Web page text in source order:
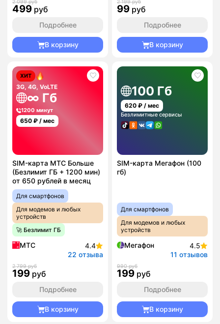
2 099 руб
499 руб
Подробнее
В корзину
2 199 руб
99 руб
Подробнее
В корзину
ХИТ
3G, 4G, VoLTE
∞ Гб
1200 минут
650 ₽ / мес
SIM-карта МТС Больше
(Безлимит ГБ + 1200 мин)
от 650 рублей в месяц
Для смартфонов
Для модемов и любых
устройств
🚀 Безлимит ГБ
МТС
4.4
22 отзыва
2 799 руб
199 руб
Подробнее
В корзину
100 Гб
620 ₽ / мес
Безлимитные сервисы
SIM-карта Мегафон (100
гб)
Для смартфонов
Для модемов и любых
устройств
Мегафон
4.5
11 отзывов
990 руб
199 руб
Подробнее
В корзину